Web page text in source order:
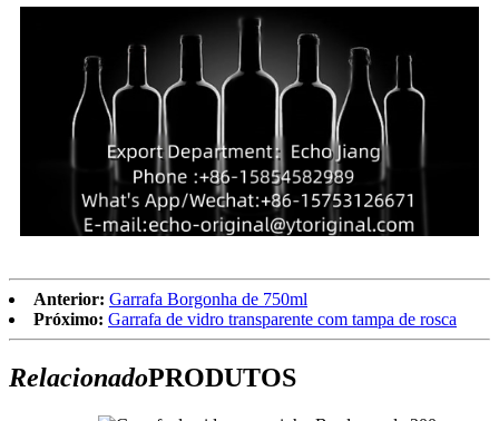
Anterior: Garrafa Borgonha de 750ml
Próximo: Garrafa de vidro transparente com tampa de rosca
RelacionadoPRODUTOS